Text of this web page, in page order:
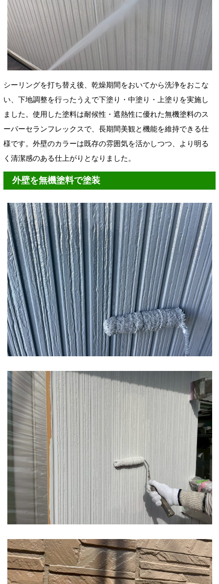
シーリングを打ち替え後、乾燥期間をおいてから洗浄をおこな
い、下地調整を行ったうえで下塗り・中塗り・上塗りを実施し
ました。使用した塗料は耐候性・遮熱性に優れた無機塗料のス
ーパーセランフレックスで、長期間美観と機能を維持できる仕
様です。外壁のカラーは既存の雰囲気を活かしつつ、より明る
く清潔感のある仕上がりとなりました。
外壁を無機塗料で塗装